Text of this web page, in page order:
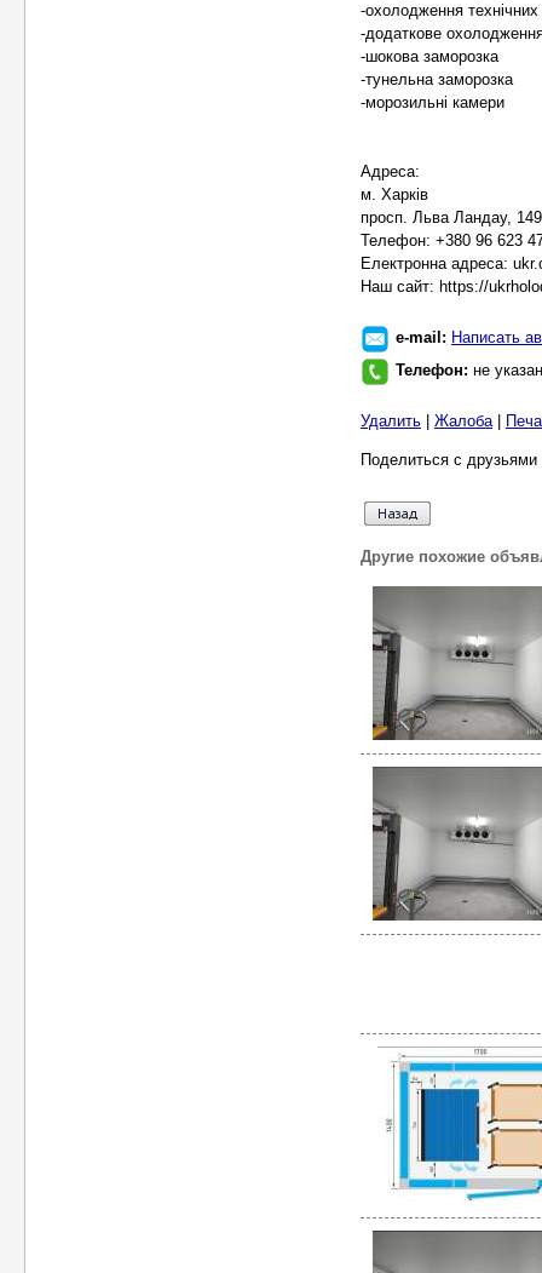
-охолодження
-додаткове
-шокова заморозка
-тунельна заморозка
-морозильні камери
Адреса:
м. Харків
просп. Льва Ландау, 149
Телефон: +380 96 623
Електронна адреса:
Наш сайт: https://
e-mail: Написать
Телефон: не указан
Удалить Жалоба|
Поделиться с
Другие похожие